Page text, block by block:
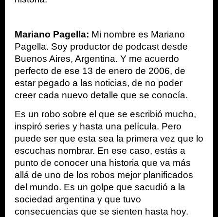
Mariano Pagella: Mi nombre es Mariano
Pagella. Soy productor de podcast desde
Buenos Aires, Argentina. Y me acuerdo
perfecto de ese 13 de enero de 2006, de
estar pegado a las noticias, de no poder
creer cada nuevo detalle que se conocía.
Es un robo sobre el que se escribió mucho,
inspiró series y hasta una película. Pero
puede ser que esta sea la primera vez que lo
escuchas nombrar. En ese caso, estás a
punto de conocer una historia que va más
allá de uno de los robos mejor planificados
del mundo. Es un golpe que sacudió a la
sociedad argentina y que tuvo
consecuencias que se sienten hasta hoy.